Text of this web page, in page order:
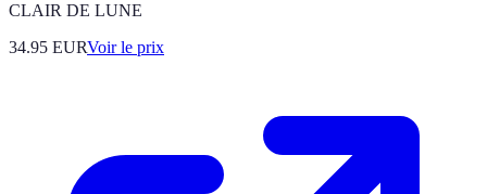
CLAIR DE LUNE
34.95 EURVoir le prix